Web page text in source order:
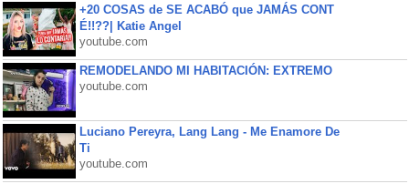
+20 COSAS de SE ACABÓ que JAMÁS CONT
É!!??| Katie Angel
youtube.com
REMODELANDO MI HABITACIÓN: EXTREMO
youtube.com
Luciano Pereyra, Lang Lang - Me Enamore De
Ti
youtube.com